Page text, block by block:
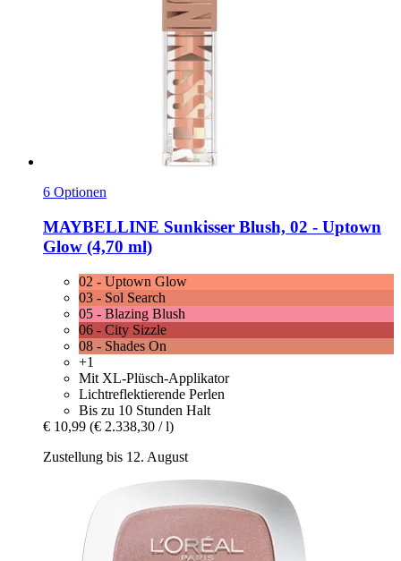
6 Optionen
MAYBELLINE Sunkisser Blush, 02 -​ Uptown
Glow (4,70 ml)
02 - Uptown Glow
03 - Sol Search
05 - Blazing Blush
06 - City Sizzle
08 - Shades On
+1
Mit XL-Plüsch-Applikator
Lichtreflektierende Perlen
Bis zu 10 Stunden Halt
€ 10,99 (€ 2.338,30 / l)
Zustellung bis 12. August